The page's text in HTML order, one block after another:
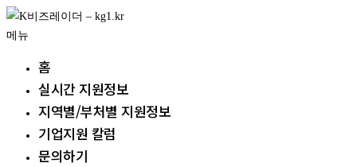
내
용
메뉴
홈
실시간 지원정보
지역별/부처별 지원정보
기업지원 칼럼
문의하기